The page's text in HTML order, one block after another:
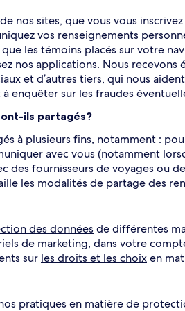
nos sites, que vous vous
vos renseignements
les témoins placés sur votre
nos applications. Nous
et d’autres tiers, qui nous
enquêter sur les fraudes
ils partagés?
à plusieurs fins, notamment :
avec vous (notamment
des fournisseurs de voyages ou
les modalités de partage des
des données de différentes
de marketing, dans votre
sur les droits et les choixen
pratiques en matière de